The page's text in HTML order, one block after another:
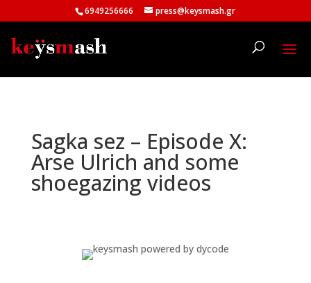
6949256666 press@keysmash.gr
Sagka sez – Episode X:
Arse Ulrich and some
shoegazing videos